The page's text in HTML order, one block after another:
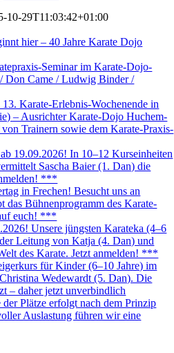
10-29T11:03:42+01:00
hier – 40 Jahre Karate Dojo
Seminar im Karate-Dojo-
Don Came / Ludwig Binder /
Karate-Erlebnis-Wochenende in
– Ausrichter Karate-Dojo Huchem-
Trainern sowie dem Karate-Praxis-
19.09.2026! In 10–12 Kurseinheiten
Sascha Baier (1. Dan) die
***
in Frechen! Besucht uns an
das Bühnenprogramm des Karate-
euch! ***
Unsere jüngsten Karateka (4–6
Leitung von Katja (4. Dan) und
des Karate. Jetzt anmelden! ***
für Kinder (6–10 Jahre) im
Wedewardt (5. Dan). Die
– daher jetzt unverbindlich
Plätze erfolgt nach dem Prinzip
Auslastung führen wir eine